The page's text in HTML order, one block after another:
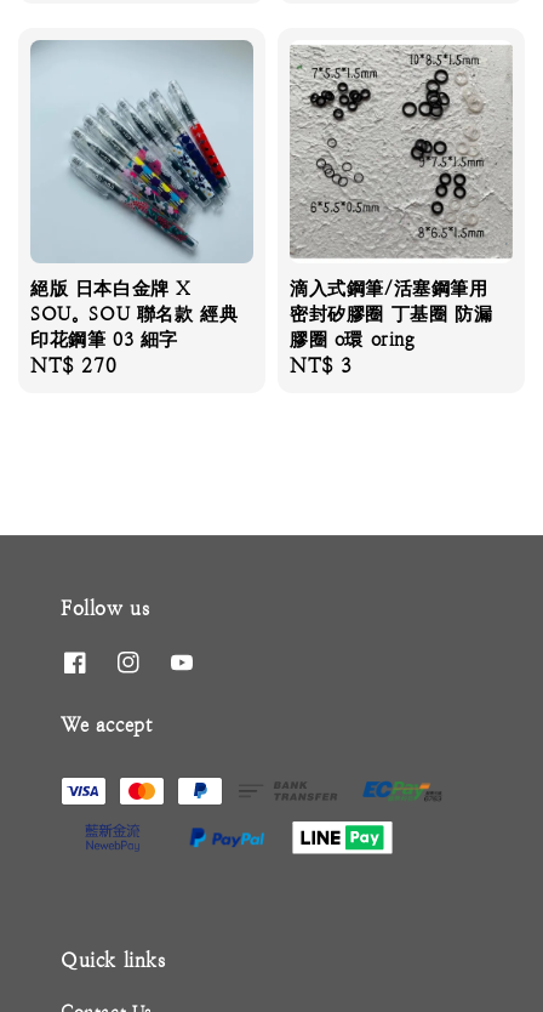
絕版 日本白金牌 X
SOU。SOU 聯名款 經典
印花鋼筆 03 細字
Regular
NT$ 270
滴入式鋼筆/活塞鋼筆用
密封矽膠圈 丁基圈 防漏
膠圈 o環 oring
Regular
NT$ 3
Follow us
We accept
Quick links